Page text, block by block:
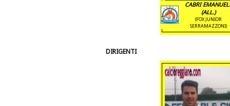
CABRI
(ALL.)
(FOX JUNIOR
SERRAMAZZONI)
DIRIGENTI